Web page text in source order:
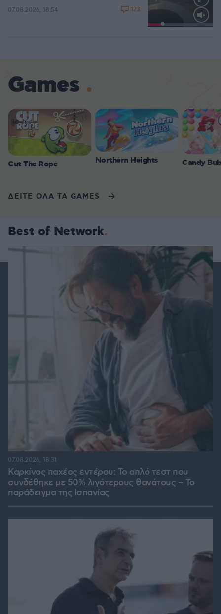
Loaded:
07.08.2026, 18:54 123
Games
Cut The Rope Northern Heights Candy
ΔΕΙΤΕ ΟΛΑ ΤΑ GAMES
Best of Network
Καρκίνος παχέος εντέρου: Το απλό τεστ που
συνδέθηκε με 50% λιγότερους θανάτους – Το
παράδειγμα της Ισπανίας
07.08.2026, 18:31